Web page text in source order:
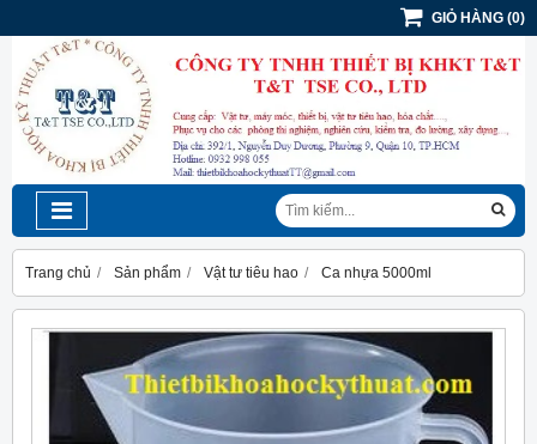
GIỎ HÀNG (0)
Trang chủ Sản phẩm Vật tư tiêu hao Ca nhựa 5000ml